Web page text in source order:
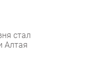
стал
Алтая